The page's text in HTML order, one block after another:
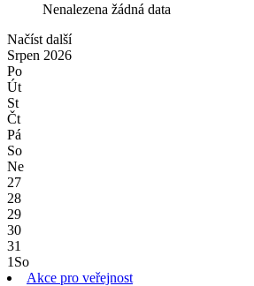
Nenalezena žádná data
Načíst další
Srpen 2026
Po
Út
St
Čt
Pá
So
Ne
27
28
29
30
31
1 So
Akce pro veřejnost